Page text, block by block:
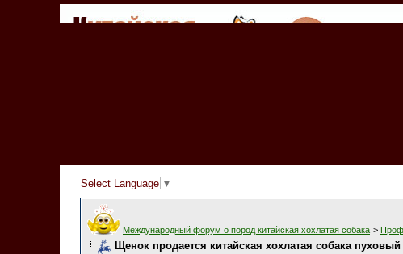
Select Language ▼
Международный форум о пород китайская хохлатая собака >
Щенок продается китайская хохлатая собака